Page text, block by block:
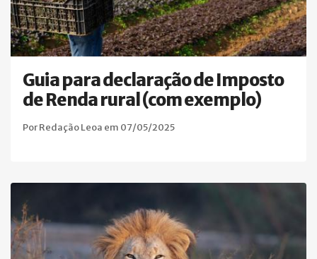
Guia para declaração de Imposto
de Renda rural (com exemplo)
Por Redação Leoa em 07/05/2025